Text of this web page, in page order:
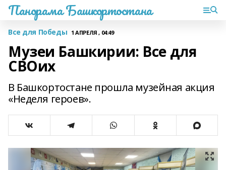
Панорама Башкортостана
Все для Победы 1 АПРЕЛЯ , 04:49
Музеи Башкирии: Все для
СВОих
В Башкортостане прошла музейная акция
«Неделя героев».